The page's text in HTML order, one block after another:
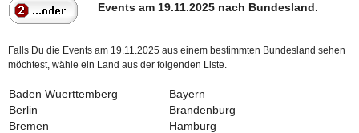
Events am 19.11.2025 nach Bundesland.
Falls Du die Events am 19.11.2025 aus einem bestimmten Bundesland sehen
möchtest, wähle ein Land aus der folgenden Liste.
Baden Wuerttemberg
Bayern
Berlin
Brandenburg
Bremen
Hamburg